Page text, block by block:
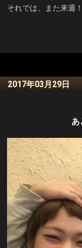
それでは、また来週！
2017年03月29日
あ